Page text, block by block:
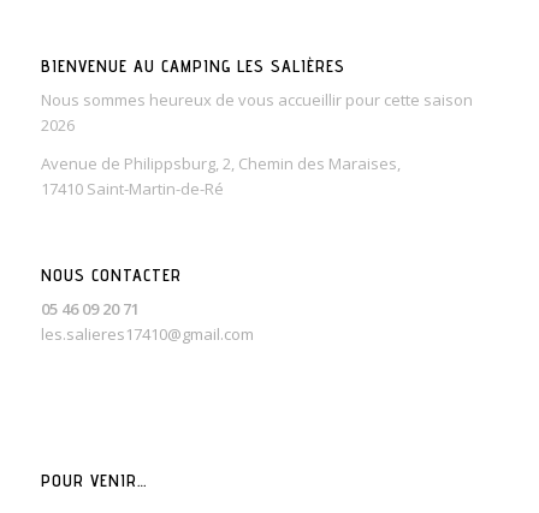
BIENVENUE AU CAMPING LES SALIÈRES
Nous sommes heureux de vous accueillir pour cette saison
2026
Avenue de Philippsburg, 2, Chemin des Maraises,
17410 Saint-Martin-de-Ré
NOUS CONTACTER
05 46 09 20 71
les.salieres17410@gmail.com
POUR VENIR…